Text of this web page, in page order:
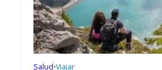
Salud•Viajar